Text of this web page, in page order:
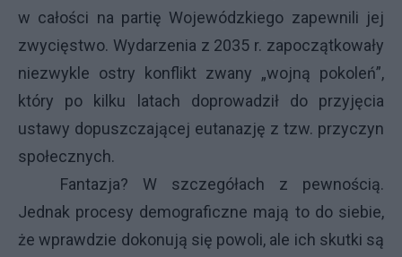
w całości na partię Wojewódzkiego zapewnili jej
zwycięstwo. Wydarzenia z 2035 r. zapoczątkowały
niezwykle ostry konflikt zwany „wojną pokoleń”,
który po kilku latach doprowadził do przyjęcia
ustawy dopuszczającej eutanazję z tzw. przyczyn
społecznych.
Fantazja? W szczegółach z pewnością.
Jednak procesy demograficzne mają to do siebie,
że wprawdzie dokonują się powoli, ale ich skutki są